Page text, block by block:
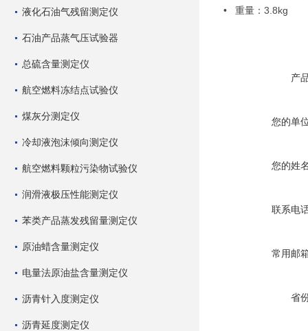
液化石油气残留测定仪
石油产品蒸气压试验器
总硫含量测定仪
航空燃料冻结点试验仪
煤灰分测定仪
冷却液泡沫倾向测定仪
航空燃料颗粒污染物试验仪
润滑液极压性能测定仪
苯类产品蒸发残留量测定仪
原油蜡含量测定仪
电量法原油盐含量测定仪
沥青针入度测定仪
沥青延度测定仪
• 重量：3.8kg
产
您的单
您的姓
联系电
常用邮
省